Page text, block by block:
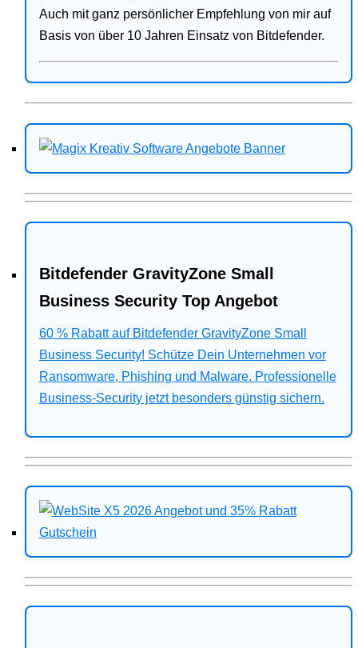
Auch mit ganz persönlicher Empfehlung von mir auf
Basis von über 10 Jahren Einsatz von Bitdefender.
Bitdefender GravityZone Small
Business Security Top Angebot
60 % Rabatt auf Bitdefender GravityZone Small
Business Security! Schütze Dein Unternehmen vor
Ransomware, Phishing und Malware. Professionelle
Business-Security jetzt besonders günstig sichern.